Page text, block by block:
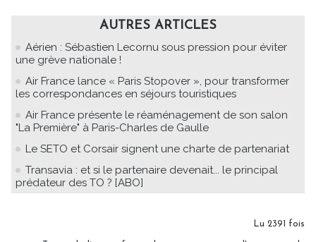
AUTRES ARTICLES
Aérien : Sébastien Lecornu sous pression pour éviter
une grève nationale !
Air France lance « Paris Stopover », pour transformer
les correspondances en séjours touristiques
Air France présente le réaménagement de son salon
"La Première" à Paris-Charles de Gaulle
Le SETO et Corsair signent une charte de partenariat
Transavia : et si le partenaire devenait... le principal
prédateur des TO ? [ABO]
Lu 2391 fois